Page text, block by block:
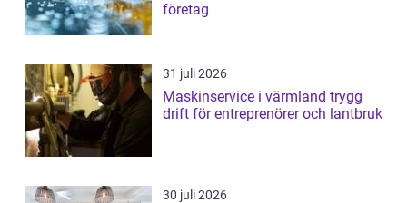
företag
31 juli 2026
Maskinservice i värmland trygg
drift för entreprenörer och lantbruk
30 juli 2026